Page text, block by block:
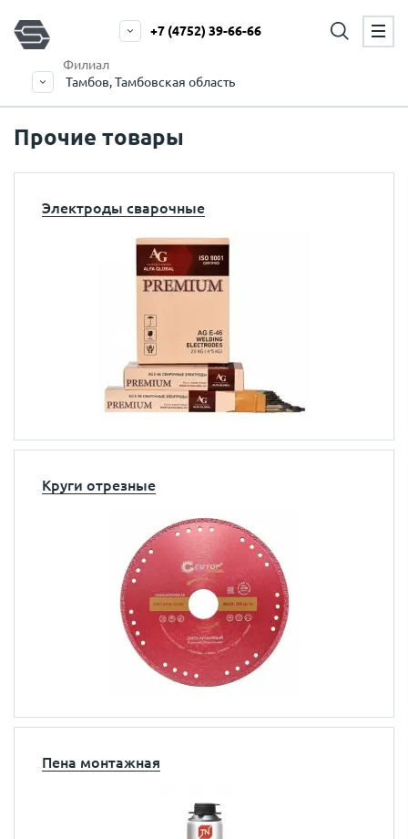
Филиал
Тамбов, Тамбовская область
+7 (4752) 39-66-66
Прочие товары
Электроды сварочные
Круги отрезные
Пена монтажная